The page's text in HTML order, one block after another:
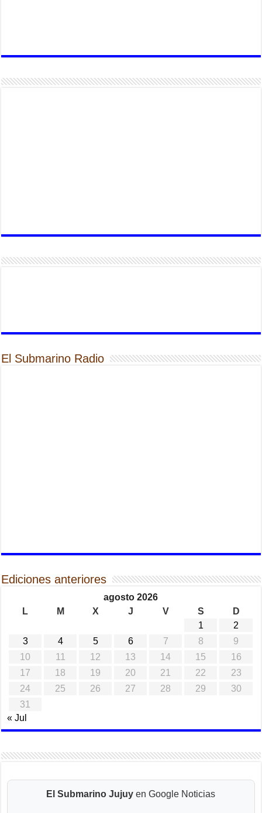
El Submarino Radio
Ediciones anteriores
agosto 2026
L
M X J V S
D
1
2
3
4 5 6 7 8
9
10
11 12 13 14 15
16
17
18 19 20 21 22
23
24
25 26 27 28 29
30
31
« Jul
El Submarino Jujuy en Google Noticias